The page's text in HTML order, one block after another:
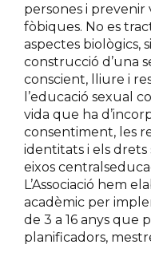
persones i prevenir
fòbiques. No es
aspectes biològics,
construcció d’una
conscient, lliure i
l’educació sexual
vida que ha
consentiment, les
identitats i els
eixos
L’Associació hem
acadèmic per
de 3 a 16 anys que
planificadors,